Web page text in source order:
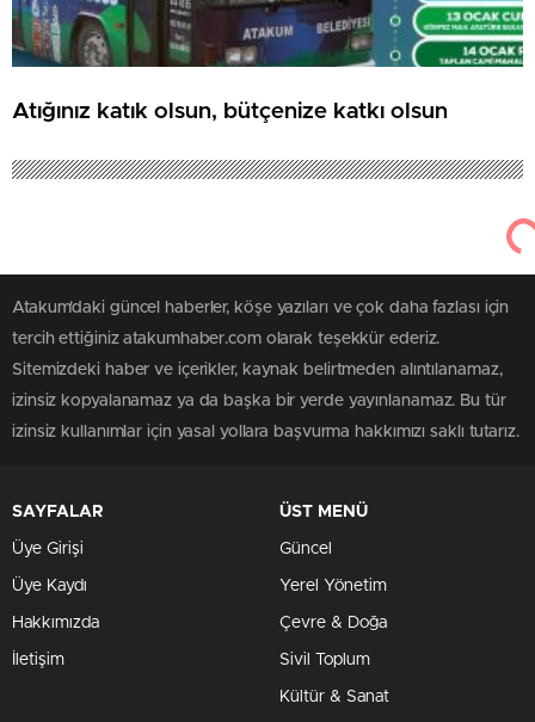
Atığınız katık olsun, bütçenize katkı olsun
Atakum'daki güncel haberler, köşe yazıları ve çok daha fazlası için
tercih ettiğiniz atakumhaber.com olarak teşekkür ederiz.
Sitemizdeki haber ve içerikler, kaynak belirtmeden alıntılanamaz,
izinsiz kopyalanamaz ya da başka bir yerde yayınlanamaz. Bu tür
izinsiz kullanımlar için yasal yollara başvurma hakkımızı saklı tutarız.
SAYFALAR
Üye Girişi
Üye Kaydı
Hakkımızda
İletişim
ÜST MENÜ
Güncel
Yerel Yönetim
Çevre & Doğa
Sivil Toplum
Kültür & Sanat